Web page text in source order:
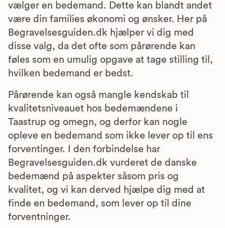
vælger en bedemand. Dette kan blandt andet
være din families økonomi og ønsker. Her på
Begravelsesguiden.dk hjælper vi dig med
disse valg, da det ofte som pårørende kan
føles som en umulig opgave at tage stilling til,
hvilken bedemand er bedst.
Pårørende kan også mangle kendskab til
kvalitetsniveauet hos bedemændene i
Taastrup og omegn, og derfor kan nogle
opleve en bedemand som ikke lever op til ens
forventinger. I den forbindelse har
Begravelsesguiden.dk vurderet de danske
bedemænd på aspekter såsom pris og
kvalitet, og vi kan derved hjælpe dig med at
finde en bedemand, som lever op til dine
forventninger.